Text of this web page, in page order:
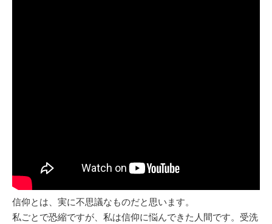
信仰とは、実に不思議なものだと思います。
私ごとで恐縮ですが、私は信仰に悩んできた人間です。受洗